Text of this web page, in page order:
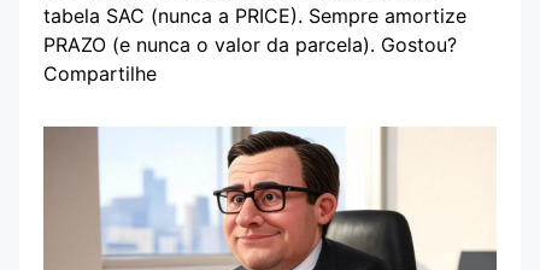
tabela SAC (nunca a PRICE). Sempre amortize
PRAZO (e nunca o valor da parcela). Gostou?
Compartilhe